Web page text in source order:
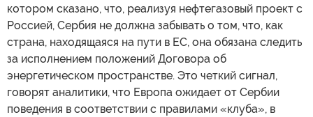
котором сказано, что, реализуя нефтегазовый проект с
Россией, Сербия не должна забывать о том, что, как
страна, находящаяся на пути в ЕС, она обязана следить
за исполнением положений Договора об
энергетическом пространстве. Это четкий сигнал,
говорят аналитики, что Европа ожидает от Сербии
поведения в соответствии с правилами «клуба», в